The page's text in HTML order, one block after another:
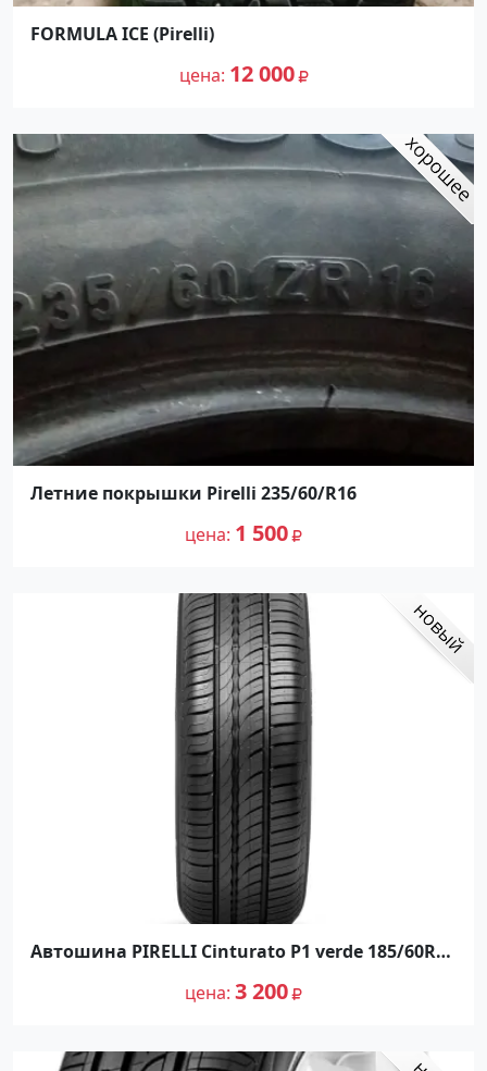
FORMULA ICE (Pirelli)
цена 12 000
Летние покрышки Pirelli 235/60/R16
цена 1 500
Автошина PIRELLI Cinturato P1 verde 185/60R15
цена 3 200